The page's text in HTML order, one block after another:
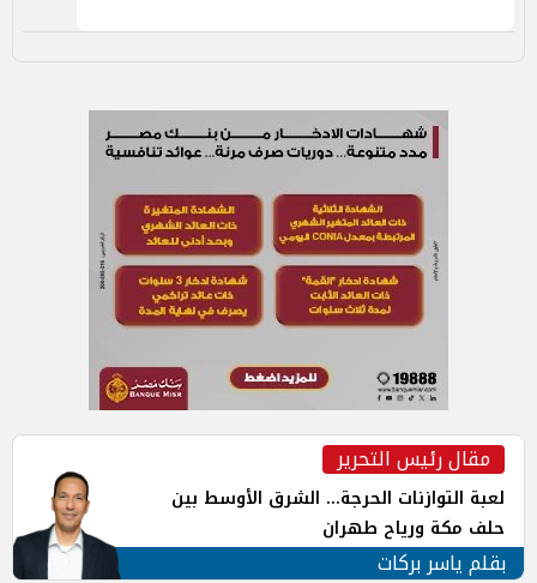
مقال رئيس التحرير
لعبة التوازنات الحرجة... الشرق الأوسط بين
حلف مكة ورياح طهران
بقلم ياسر بركات